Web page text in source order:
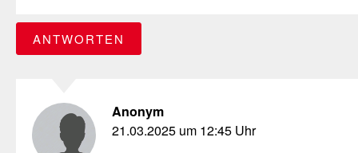
ANTWORTEN
Anonym
21.03.2025 um 12:45 Uhr